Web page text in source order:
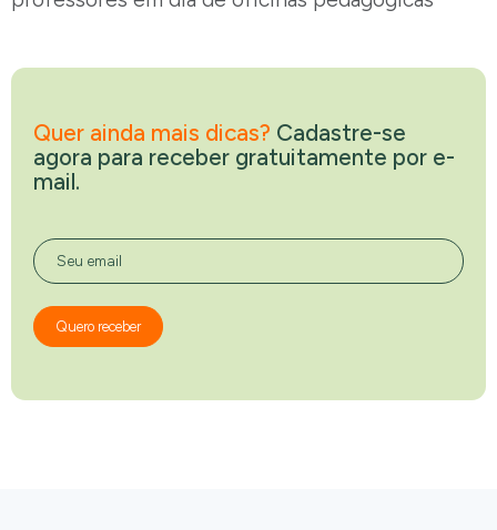
Quer ainda mais dicas? Cadastre-se
agora para receber gratuitamente por e-
mail.
Seu email
Quero receber